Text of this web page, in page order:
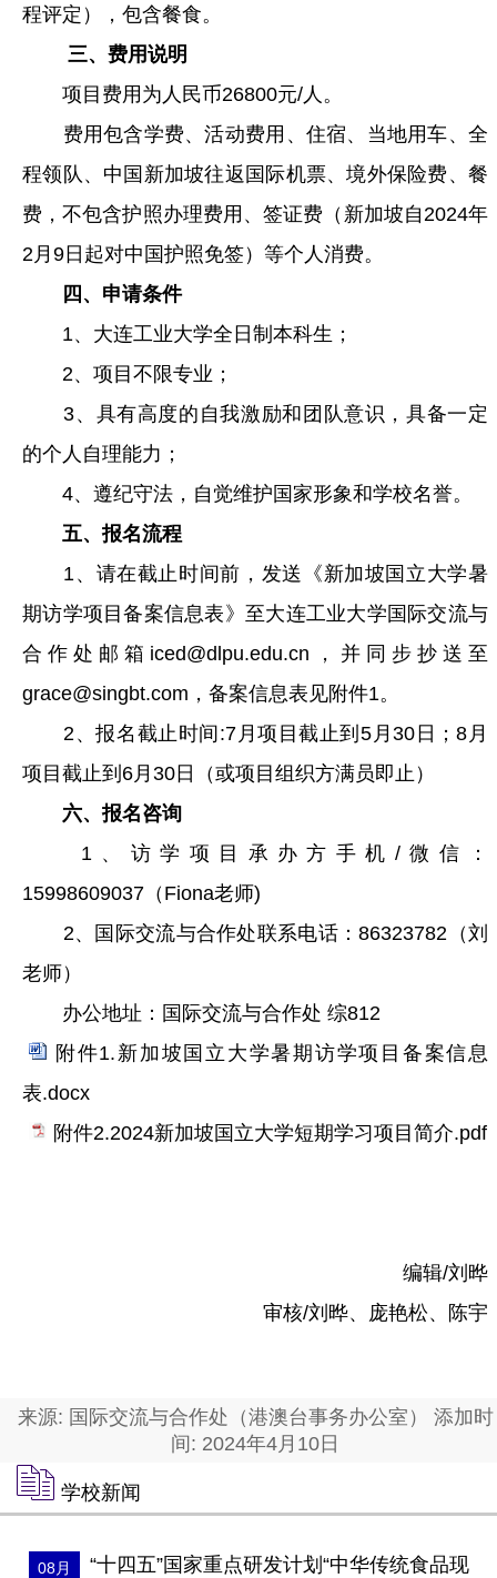
程评定），包含餐食。
三、费用说明
项目费用为人民币26800元/人。
费用包含学费、活动费用、住宿、当地用车、全
程领队、中国新加坡往返国际机票、境外保险费、餐
费，不包含护照办理费用、签证费（新加坡自2024年
2月9日起对中国护照免签）等个人消费。
四、申请条件
1、大连工业大学全日制本科生；
2、项目不限专业；
3、具有高度的自我激励和团队意识，具备一定
的个人自理能力；
4、遵纪守法，自觉维护国家形象和学校名誉。
五、报名流程
1、请在截止时间前，发送《新加坡国立大学暑
期访学项目备案信息表》至大连工业大学国际交流与
合作处邮箱iced@dlpu.edu.cn，并同步抄送至
grace@singbt.com，备案信息表见附件1。
2、报名截止时间:7月项目截止到5月30日；8月
项目截止到6月30日（或项目组织方满员即止）
六、报名咨询
1、访学项目承办方手机/微信：
15998609037（Fiona老师)
2、国际交流与合作处联系电话：86323782（刘
老师）
办公地址：国际交流与合作处 综812
附件1.新加坡国立大学暑期访学项目备案信息
表.docx
附件2.2024新加坡国立大学短期学习项目简介.pdf
编辑/刘晔
审核/刘晔、庞艳松、陈宇
来源: 国际交流与合作处（港澳台事务办公室） 添加时
间: 2024年4月10日
学校新闻
08月 “十四五”国家重点研发计划“中华传统食品现